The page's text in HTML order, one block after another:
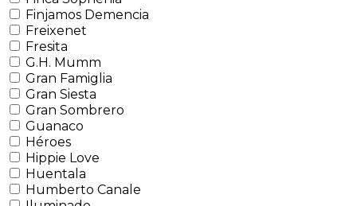
Finjamos Demencia
Freixenet
Fresita
G.H. Mumm
Gran Famiglia
Gran Siesta
Gran Sombrero
Guanaco
Héroes
Hippie Love
Huentala
Humberto Canale